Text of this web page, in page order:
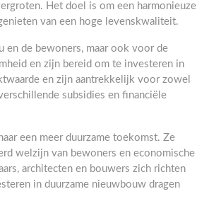
Het doel is om een harmonieuze
van een hoge levenskwaliteit.
en de bewoners, maar ook voor de
en zijn bereid om te investeren in
en zijn aantrekkelijk voor zowel
subsidies en financiële
een meer duurzame toekomst. Ze
welzijn van bewoners en economische
architecten en bouwers zich richten
in duurzame nieuwbouw dragen